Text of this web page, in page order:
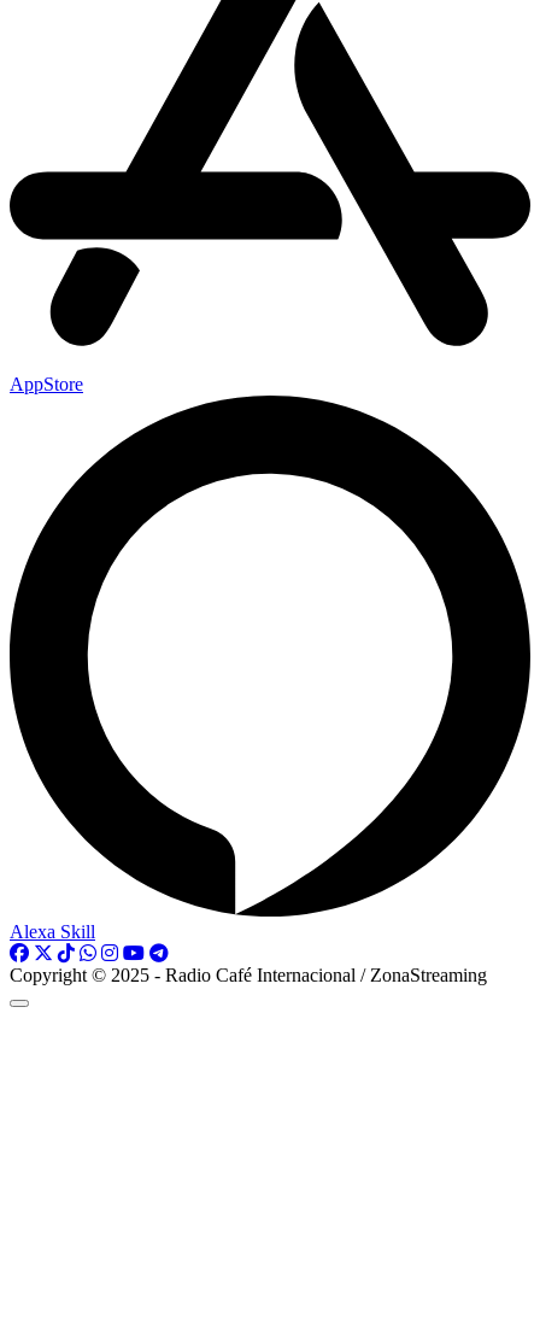
AppStore
Alexa Skill
Copyright © 2025 - Radio Café Internacional / ZonaStreaming